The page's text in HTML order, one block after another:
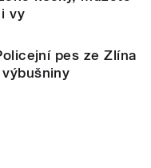
vy
pes ze Zlína